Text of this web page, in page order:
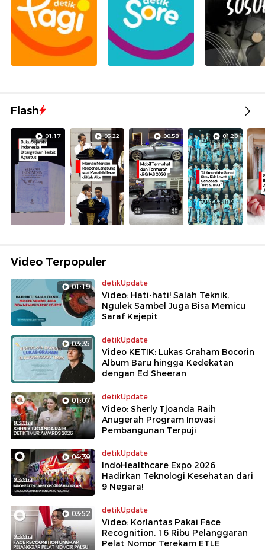
Flash
01:17 03:22 00:58 01:20
Video Terpopuler
01:19 detikUpdate
Video: Hati-hati! Salah Teknik,
Ngulek Sambel Juga Bisa Memicu
Saraf Kejepit
03:35 detikUpdate
Video KETIK: Lukas Graham Bocorin
Album Baru hingga Kedekatan
dengan Ed Sheeran
01:07 detikUpdate
Video: Sherly Tjoanda Raih
Anugerah Program Inovasi
Pembangunan Terpuji
04:39 detikUpdate
IndoHealthcare Expo 2026
Hadirkan Teknologi Kesehatan dari
9 Negara!
03:52 detikUpdate
Video: Korlantas Pakai Face
Recognition, 16 Ribu Pelanggaran
Pelat Nomor Terekam ETLE